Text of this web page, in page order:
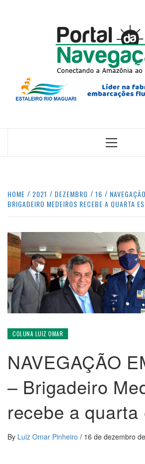
CONECTANDO A AMAZÔNIA COM O
Primary
HOME 2021 DEZEMBRO 16
BRIGADEIRO MEDEIROS RECEBE A QUARTA
COLUNA LUIZ OMAR
NAVEGAÇÃO
– Brigadeiro
recebe a quarta
By Luiz Omar Pinheiro / 16 de dezembro